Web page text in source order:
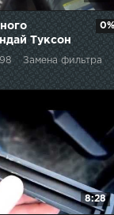
Туксон
Как
Замена фильтра
0%
8:28